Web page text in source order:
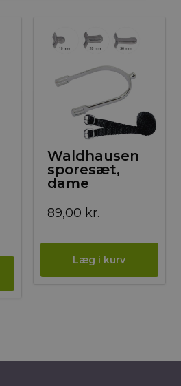
Waldhausen
sporesæt,
dame
89,00 kr.